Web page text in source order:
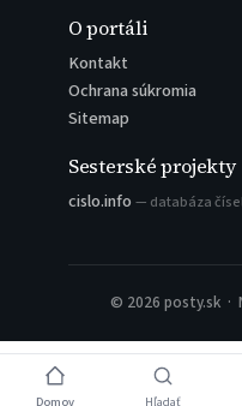
O portáli
Kontakt
Ochrana súkromia
Sitemap
Sesterské projekty
cislo.info — databáza
© 2026 posty.sk ·
Domov Hľadať